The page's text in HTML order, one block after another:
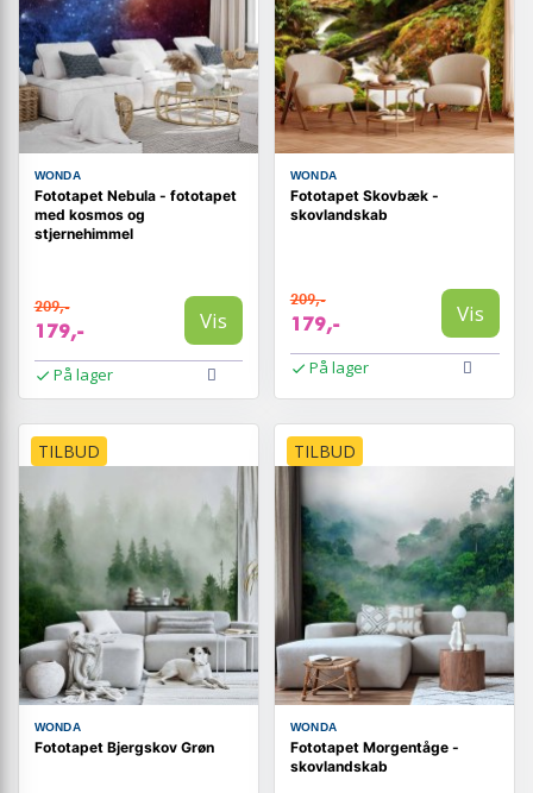
WONDA
Fototapet Nebula - fototapet
med kosmos og
stjernehimmel
209,-
179,- Vis
På lager
WONDA
Fototapet Skovbæk -
skovlandskab
209,-
179,- Vis
På lager
TILBUD
WONDA
Fototapet Bjergskov Grøn
TILBUD
WONDA
Fototapet Morgentåge -
skovlandskab